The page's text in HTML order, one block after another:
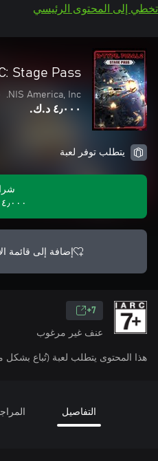
تخطي إلى المحتوى الرئيسي
Stage Pass
NIS America, Inc.
٤٫٠٠٠ د.ك.‏
يتطلب توفر لعبة
٤٫٠٠٠ د.ك.‏
إضافة إلى قائمة
7+
عنف غير مرغوب
هذا المحتوى يتطلب لعبة (تُباع
التفاصيل